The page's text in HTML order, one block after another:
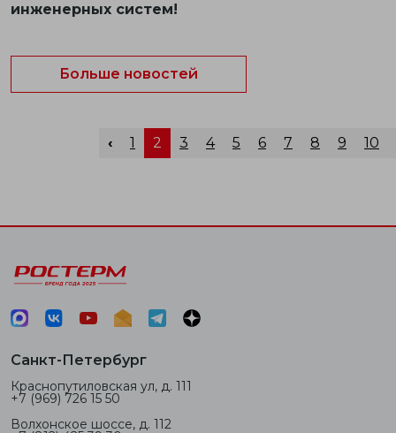
инженерных систем!
Больше новостей
‹ 1 2 3 4 5 6 7 8 9 10
Санкт-Петербург
Краснопутиловская ул, д. 111
+7 (969) 726 15 50
Волхонское шоссе, д. 112